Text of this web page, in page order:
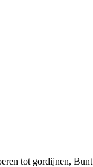
tot gordijnen,